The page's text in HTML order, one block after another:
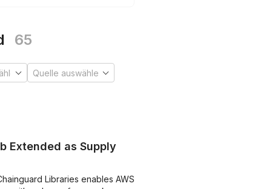
65
Extended as Supply
Libraries enables AWS